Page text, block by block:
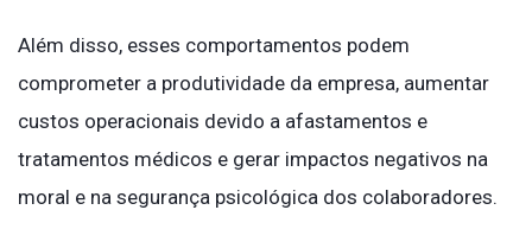
Além disso, esses comportamentos podem
comprometer a produtividade da empresa, aumentar
custos operacionais devido a afastamentos e
tratamentos médicos e gerar impactos negativos na
moral e na segurança psicológica dos colaboradores.